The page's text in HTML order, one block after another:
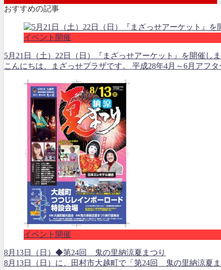
おすすめの記事
イベント開催
5月21日（土）22日（日）『まざっせアーケット』を開催し
こんにちは、まざっせプラザです。 平成28年4月～6月アフ
イベント開催
8月13日（日）◆第24回 鬼の里納涼夏まつり
8月13日（日）に、田村市大越町で「第24回 鬼の里納涼夏